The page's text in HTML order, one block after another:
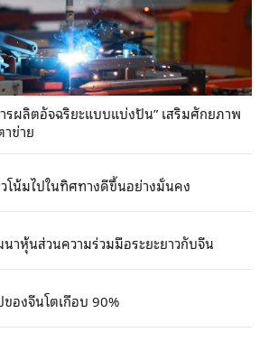
รผลิตอัจฉริยะแบบแบ่งปัน” เสริมศักยภาพ
ข่าย
โน้มไปในทิศทางดีขึ้นอย่างมั่นคง
าหุ้นส่วนความร่วมมือระยะยาวกับจีน
องจีนโตเกือบ 90%